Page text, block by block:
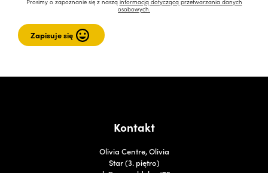
osobowych.
Kontakt
Olivia Centre, Olivia
Star (3. piętro)